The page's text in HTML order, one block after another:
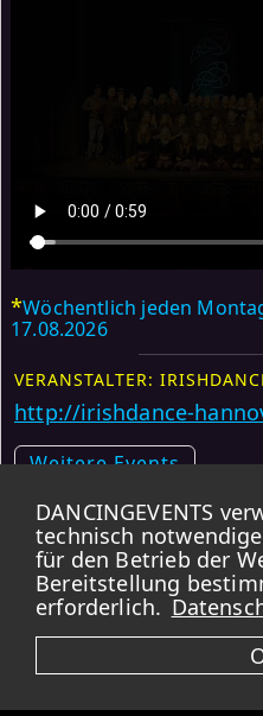
*Wöchentlich jeden
17.08.2026
VERANSTALTER:
http://irishdance-
Weitere Events
Karte
DANCINGEVENTS übernimmt
Daten.Bei Wiederholungsterminen
Ferien ausgeschlossen sind. Bitte
DANCINGEVENTS
technisch
für den Betrieb der
Bereitstellung
erforderlich.